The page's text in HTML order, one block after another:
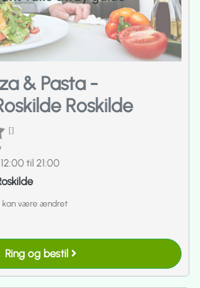
& Pasta -
Roskilde
[]
til 21:00
kan være ændret
Ring og bestil